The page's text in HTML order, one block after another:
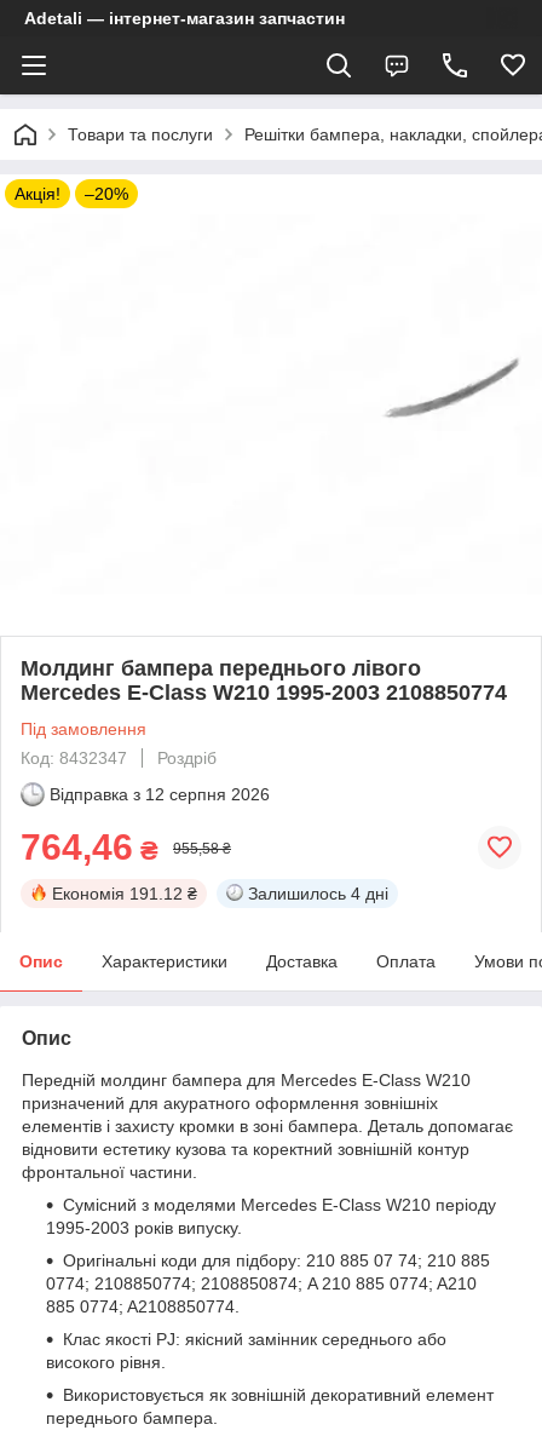
Adetali — інтернет-магазин запчастин
Товари та послуги Решітки бампера, накладки,
Акція! –20%
Молдинг бампера переднього лівого
Mercedes E-Class W210 1995-2003 2108850774
Під замовлення
Код: 8432347
Роздріб
Відправка з 12 серпня 2026
764,46 ₴ 955,58 ₴
Економія 191.12 ₴ Залишилось 4 дні
Опис Характеристики Доставка Оплата Умови
Опис
Передній молдинг бампера для Mercedes E-Class W210
призначений для акуратного оформлення зовнішніх
елементів і захисту кромки в зоні бампера. Деталь допомагає
відновити естетику кузова та коректний зовнішній контур
фронтальної частини.
Сумісний з моделями Mercedes E-Class W210 періоду
1995-2003 років випуску.
Оригінальні коди для підбору: 210 885 07 74; 210 885
0774; 2108850774; 2108850874; A 210 885 0774; A210
885 0774; A2108850774.
Клас якості PJ: якісний замінник середнього або
високого рівня.
Використовується як зовнішній декоративний елемент
переднього бампера.